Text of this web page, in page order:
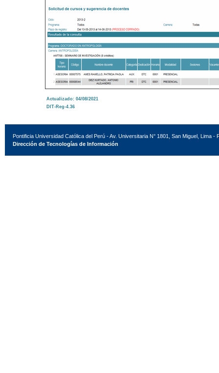
Actualizado: 04/08/2021
DIT-Reg-4.36
Pontificia Universidad Católica del Perú - Av. Universitaria N° 1801, San Miguel, Lima -
Dirección de Tecnologías de Información